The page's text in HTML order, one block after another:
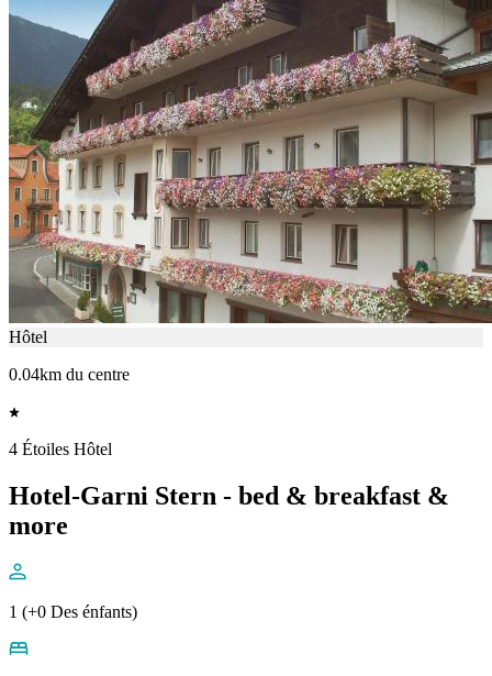
Hôtel
0.04km du centre
4 Étoiles Hôtel
Hotel-Garni Stern - bed & breakfast &
more
1 (+0 Des énfants)